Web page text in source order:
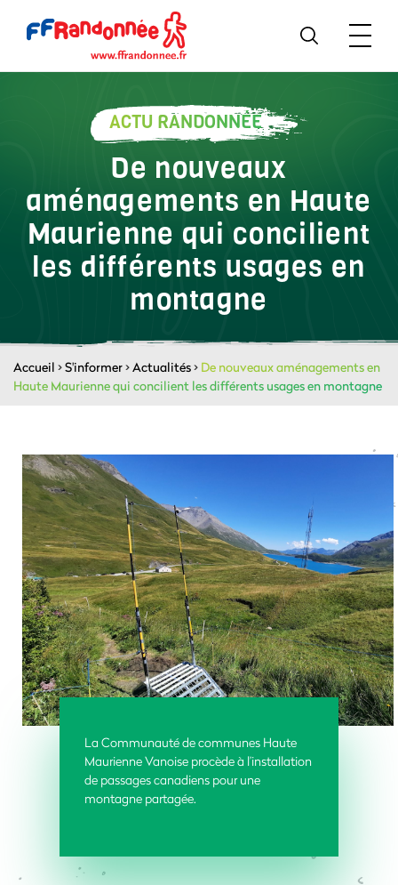
ACTU RANDONNÉE
De nouveaux
aménagements en Haute
Maurienne qui concilient
les différents usages en
montagne
Accueil >S'informer>Actualités> De nouveaux aménagements en
Haute Maurienne qui concilient les différents usages en montagne
La Communauté de communes Haute
Maurienne Vanoise procède à l’installation
de passages canadiens pour une
montagne partagée.